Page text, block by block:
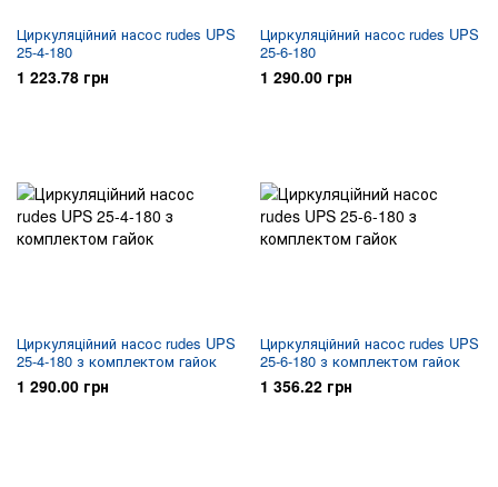
Циркуляційний насос rudes UPS
25-4-180
1 223.78 грн
Циркуляційний насос rudes UPS
25-6-180
1 290.00 грн
Циркуляційний насос rudes UPS
25-4-180 з комплектом гайок
1 290.00 грн
Циркуляційний насос rudes UPS
25-6-180 з комплектом гайок
1 356.22 грн